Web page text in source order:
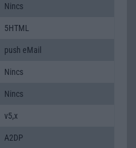
Nincs
5HTML
push eMail
Nincs
Nincs
v5,x
A2DP